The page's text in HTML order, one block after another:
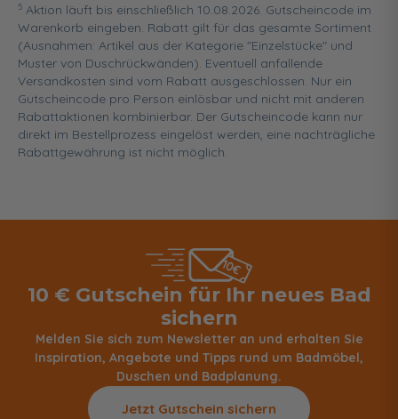
5 Aktion läuft bis einschließlich 10.08.2026. Gutscheincode im
Warenkorb eingeben. Rabatt gilt für das gesamte Sortiment
(Ausnahmen: Artikel aus der Kategorie "Einzelstücke" und
Muster von Duschrückwänden). Eventuell anfallende
Versandkosten sind vom Rabatt ausgeschlossen. Nur ein
Gutscheincode pro Person einlösbar und nicht mit anderen
Rabattaktionen kombinierbar. Der Gutscheincode kann nur
direkt im Bestellprozess eingelöst werden, eine nachträgliche
Rabattgewährung ist nicht möglich.
10 € Gutschein für Ihr neues Bad
sichern
Melden Sie sich zum Newsletter an und erhalten Sie
Inspiration, Angebote und Tipps rund um Badmöbel,
Duschen und Badplanung.
Jetzt Gutschein sichern